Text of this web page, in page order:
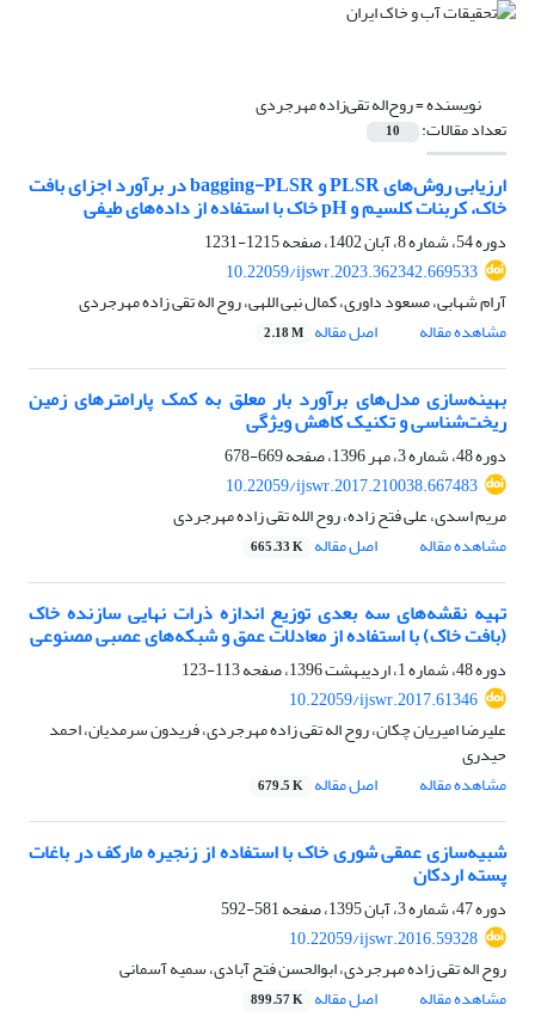
نویسنده =روح‌اله تقی‌زاده مهرجردی
تعداد مقالات: 10
ارزیابی روش‌های PLSR و bagging-PLSR در برآورد اجزای بافت
خاک، کربنات کلسیم و pH خاک با استفاده از داده‌های طیفی
دوره 54، شماره 8، آبان 1402، صفحه
1215-1231
10.22059/ijswr.2023.362342.669533
آرام شهابی، مسعود داوری، کمال نبی اللهی، روح اله تقی زاده مهرجردی
مشاهده مقاله
اصل مقاله 2.18 M
بهینه‌سازی مدل‌های برآورد بار معلق به کمک پارامترهای زمین
ریخت‌شناسی و تکنیک کاهش ویژگی
دوره 48، شماره 3، مهر 1396، صفحه
669-678
10.22059/ijswr.2017.210038.667483
مریم اسدی، علی فتح زاده، روح الله تقی زاده مهرجردی
مشاهده مقاله
اصل مقاله 665.33 K
تهیه نقشه‌های سه بعدی توزیع اندازه ذرات نهایی سازنده خاک
(بافت خاک) با استفاده از معادلات عمق و شبکه‌های عصبی مصنوعی
دوره 48، شماره 1، اردیبهشت 1396، صفحه
113-123
10.22059/ijswr.2017.61346
علیرضا امیریان چکان، روح اله تقی زاده مهرجردی، فریدون سرمدیان، احمد
حیدری
مشاهده مقاله
اصل مقاله 679.5 K
شبیه‌سازی عمقی شوری خاک با استفاده از زنجیره مارکف در باغات
پسته اردکان
دوره 47، شماره 3، آبان 1395، صفحه
581-592
10.22059/ijswr.2016.59328
روح اله تقی زاده مهرجردی، ابوالحسن فتح آبادی، سمیه آسمانی
مشاهده مقاله
اصل مقاله 899.57 K